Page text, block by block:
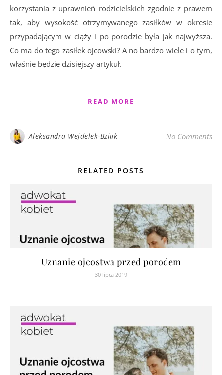
korzystania z uprawnień rodzicielskich zgodnie z prawem
tak, aby wysokość otrzymywanego zasiłków w okresie
przypadającym w ciąży i po porodzie była jak najwyższa.
Co ma do tego zasiłek ojcowski? A no bardzo wiele i o tym,
właśnie będzie dzisiejszy artykuł.
READ MORE
Aleksandra Wejdelek-Bziuk No Comments
RELATED POSTS
Uznanie ojcostwa przed porodem
30 lipca 2019